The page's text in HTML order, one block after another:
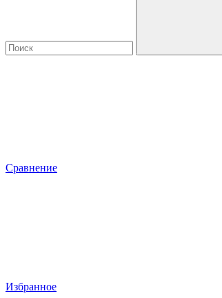
Сравнение
Избранное